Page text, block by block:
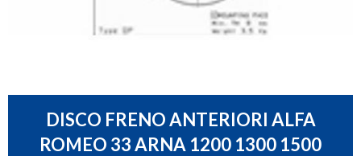
DISCO FRENO ANTERIORI ALFA
ROMEO 33 ARNA 1200 1300 1500